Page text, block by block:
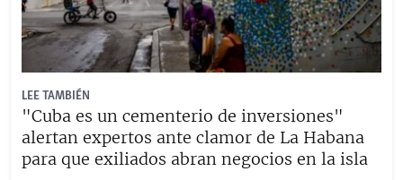
LEE TAMBIÉN
"Cuba es un cementerio de inversiones"
alertan expertos ante clamor de La Habana
para que exiliados abran negocios en la isla